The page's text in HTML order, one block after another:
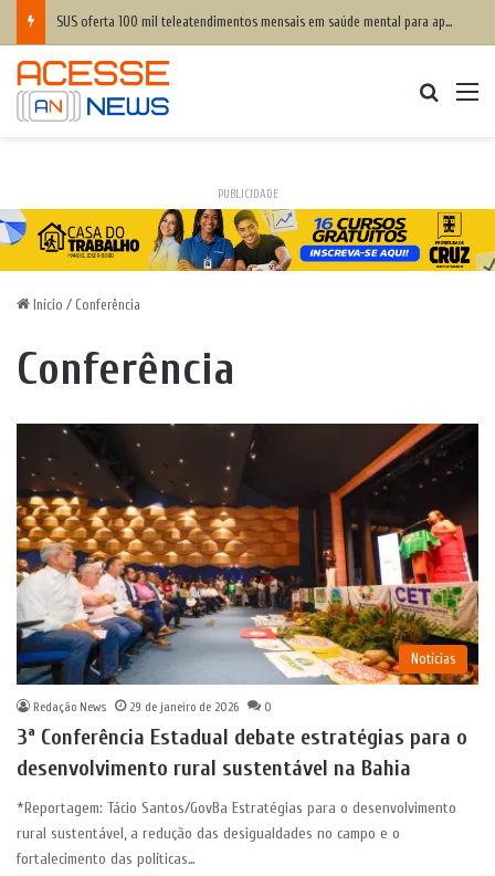
SUS oferta 100 mil teleatendimentos mensais em saúde mental para apostadores
PUBLICIDADE
Início / Conferência
Conferência
Notícias
Redação News 29 de janeiro de 2026 0
3ª Conferência Estadual debate estratégias para o
desenvolvimento rural sustentável na Bahia
*Reportagem: Tácio Santos/GovBa Estratégias para o desenvolvimento
rural sustentável, a redução das desigualdades no campo e o
fortalecimento das políticas…